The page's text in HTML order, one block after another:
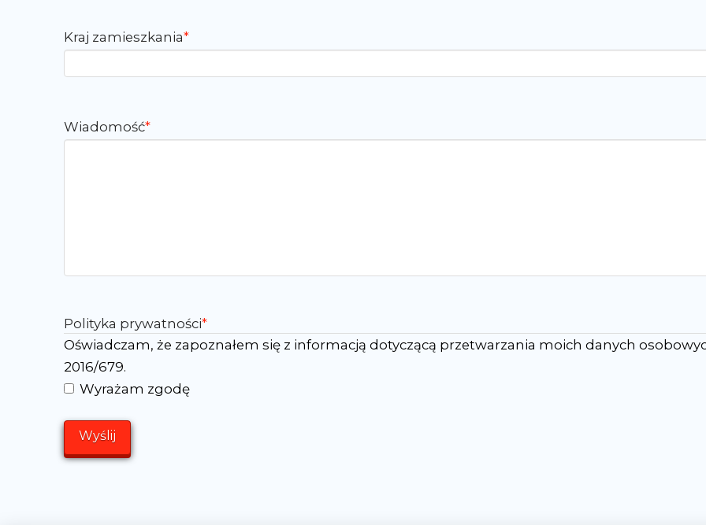
Kraj zamieszkania*
Wiadomość*
Polityka prywatności*
Oświadczam, że zapoznałem się z informacją dotyczącą przetwarzania moich danych
2016/679.
Wyrażam zgodę